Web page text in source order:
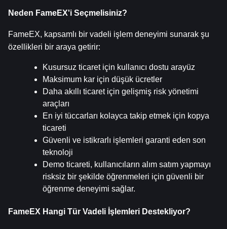
Neden FameEX'i Seçmelisiniz?
FameEX, kapsamlı bir vadeli işlem deneyimi sunarak şu
özellikleri bir araya getirir:
Kusursuz ticaret için kullanıcı dostu arayüz
Maksimum kar için düşük ücretler
Daha akıllı ticaret için gelişmiş risk yönetimi
araçları
En iyi tüccarları kolayca takip etmek için kopya
ticareti
Güvenli ve istikrarlı işlemleri garanti eden son
teknoloji
Demo ticareti, kullanıcıların alım satım yapmayı
risksiz bir şekilde öğrenmeleri için güvenli bir
öğrenme deneyimi sağlar.
FameEX Hangi Tür Vadeli İşlemleri Destekliyor?